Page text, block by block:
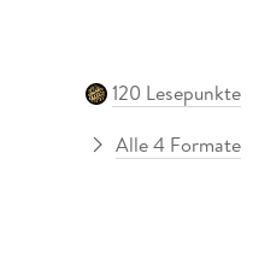
120 Lesepunkte
Alle 4 Formate